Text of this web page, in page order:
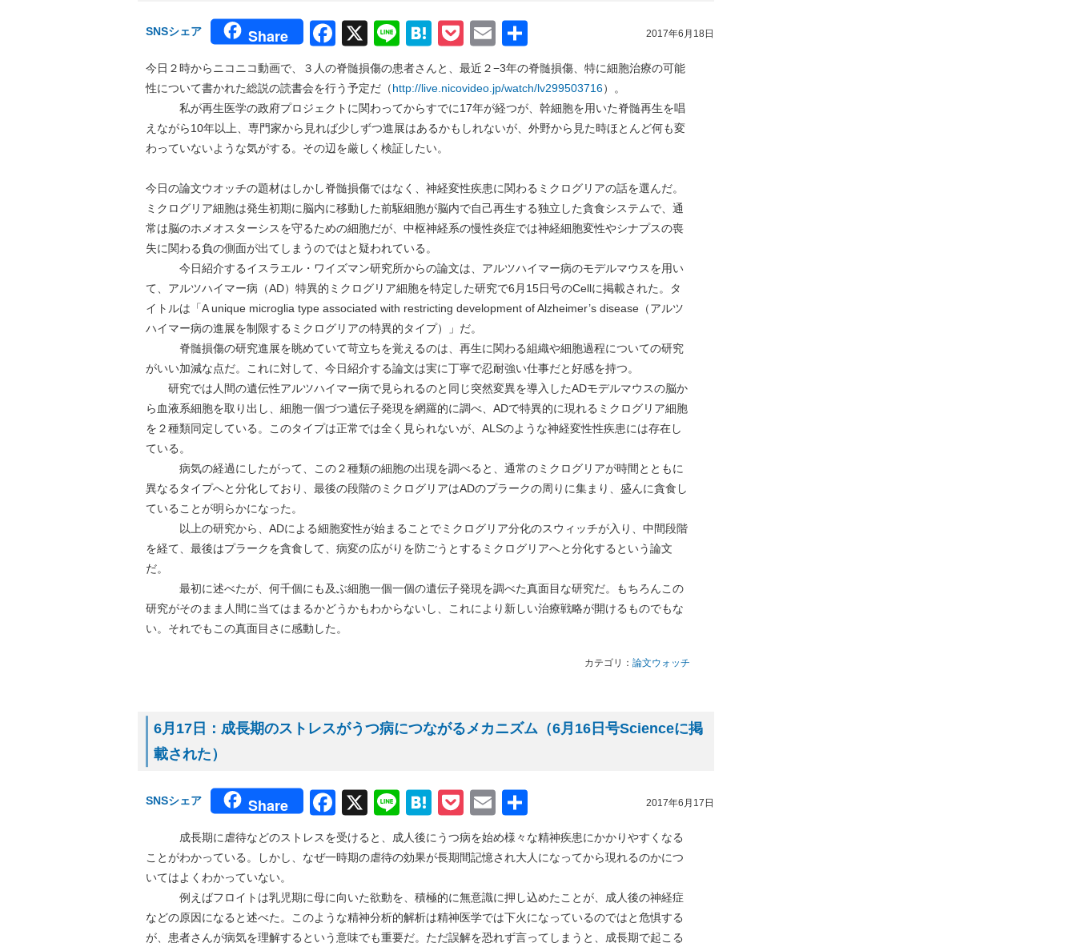
2017年6月18日
SNSシェア Share Facebook
X LineHatena
Pocket
Email
有
今日２時からニコニコ動画で、３人の脊髄損傷の患者さんと、最近２−3年の脊髄損傷、特に細胞治療の可能
性について書かれた総説の読書会を行う予定だ（http://live.nicovideo.jp/watch/lv299503716）。
私が再生医学の政府プロジェクトに関わってからすでに17年が経つが、幹細胞を用いた脊髄再生を唱
えながら10年以上、専門家から見れば少しずつ進展はあるかもしれないが、外野から見た時ほとんど何も変
わっていないような気がする。その辺を厳しく検証したい。
今日の論文ウオッチの題材はしかし脊髄損傷ではなく、神経変性疾患に関わるミクログリアの話を選んだ。
ミクログリア細胞は発生初期に脳内に移動した前駆細胞が脳内で自己再生する独立した貪食システムで、通
常は脳のホメオスターシスを守るための細胞だが、中枢神経系の慢性炎症では神経細胞変性やシナプスの喪
失に関わる負の側面が出てしまうのではと疑われている。
今日紹介するイスラエル・ワイズマン研究所からの論文は、アルツハイマー病のモデルマウスを用い
て、アルツハイマー病（AD）特異的ミクログリア細胞を特定した研究で6月15日号のCellに掲載された。タ
イトルは「A unique microglia type associated with restricting development of Alzheimer’s disease（アルツ
ハイマー病の進展を制限するミクログリアの特異的タイプ）」だ。
脊髄損傷の研究進展を眺めていて苛立ちを覚えるのは、再生に関わる組織や細胞過程についての研究
がいい加減な点だ。これに対して、今日紹介する論文は実に丁寧で忍耐強い仕事だと好感を持つ。
研究では人間の遺伝性アルツハイマー病で見られるのと同じ突然変異を導入したADモデルマウスの脳か
ら血液系細胞を取り出し、細胞一個づつ遺伝子発現を網羅的に調べ、ADで特異的に現れるミクログリア細胞
を２種類同定している。このタイプは正常では全く見られないが、ALSのような神経変性性疾患には存在し
ている。
病気の経過にしたがって、この２種類の細胞の出現を調べると、通常のミクログリアが時間とともに
異なるタイプへと分化しており、最後の段階のミクログリアはADのプラークの周りに集まり、盛んに貪食し
ていることが明らかになった。
以上の研究から、ADによる細胞変性が始まることでミクログリア分化のスウィッチが入り、中間段階
を経て、最後はプラークを貪食して、病変の広がりを防ごうとするミクログリアへと分化するという論文
だ。
最初に述べたが、何千個にも及ぶ細胞一個一個の遺伝子発現を調べた真面目な研究だ。もちろんこの
研究がそのまま人間に当てはまるかどうかもわからないし、これにより新しい治療戦略が開けるものでもな
い。それでもこの真面目さに感動した。
カテゴリ： 論文ウォッチ
6月17日：成長期のストレスがうつ病につながるメカニズム（6月16日号Scienceに掲
載された）
2017年6月17日
SNSシェア Share Facebook
X LineHatena
Pocket
Email
有
成長期に虐待などのストレスを受けると、成人後にうつ病を始め様々な精神疾患にかかりやすくなる
ことがわかっている。しかし、なぜ一時期の虐待の効果が長期間記憶され大人になってから現れるのかにつ
いてはよくわかっていない。
例えばフロイトは乳児期に母に向いた欲動を、積極的に無意識に押し込めたことが、成人後の神経症
などの原因になると述べた。このような精神分析的解析は精神医学では下火になっているのではと危惧する
が、患者さんが病気を理解するという意味でも重要だ。ただ誤解を恐れず言ってしまうと、成長期で起こる